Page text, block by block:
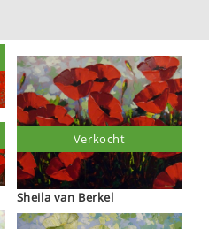
Sheila van Berkel
Verkocht